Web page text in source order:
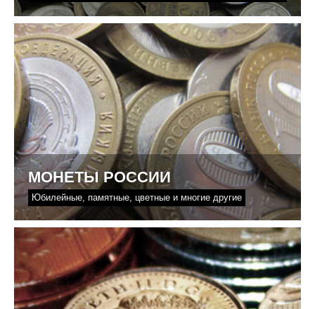
МОНЕТЫ РОССИИ
Юбилейные, памятные, цветные и многие другие